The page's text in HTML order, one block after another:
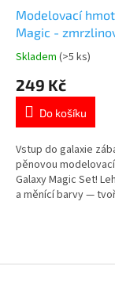
Modelovací
Magic -
Průměrné
produktu
5,0
5
hvězdiček.
Skladem (>5 ks)
249 Kč
Do košíku
Vstup do galaxie
pěnovou
Galaxy Magic Set!
a měnící barvy —
pod tvými prsty.
nelepivá a nikdy